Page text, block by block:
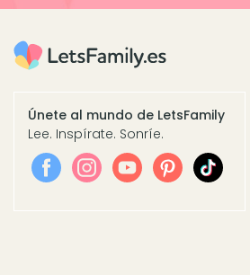
Únete al mundo de LetsFamily
Lee. Inspírate. Sonríe.